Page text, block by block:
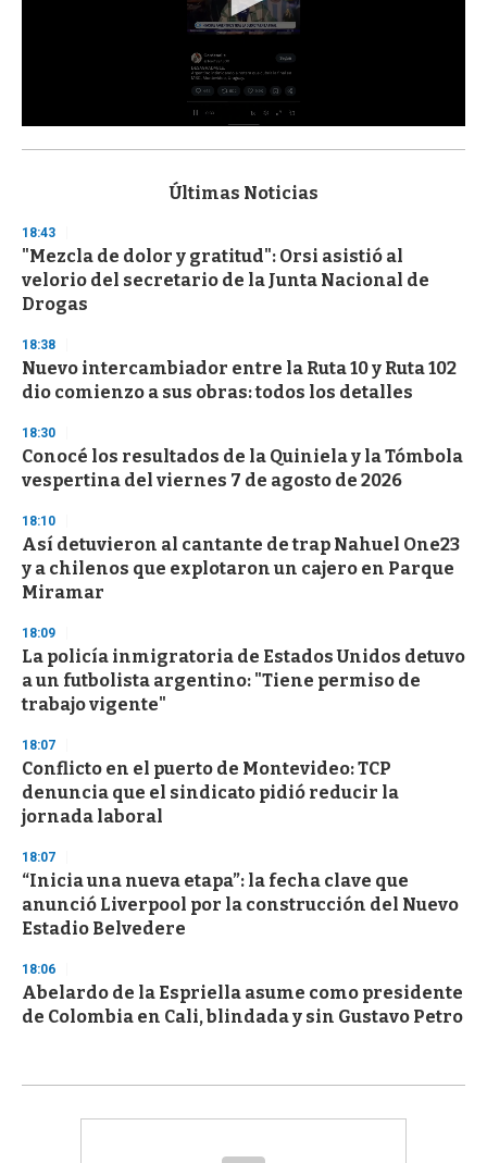
s
d
s
o
f
3
s
e
c
o
d
s
Últimas Noticias
18:43
"Mezcla de dolor y gratitud": Orsi asistió al
velorio del secretario de la Junta Nacional de
Drogas
18:38
Nuevo intercambiador entre la Ruta 10 y Ruta 102
dio comienzo a sus obras: todos los detalles
18:30
Conocé los resultados de la Quiniela y la Tómbola
vespertina del viernes 7 de agosto de 2026
18:10
Así detuvieron al cantante de trap Nahuel One23
y a chilenos que explotaron un cajero en Parque
Miramar
18:09
La policía inmigratoria de Estados Unidos detuvo
a un futbolista argentino: "Tiene permiso de
trabajo vigente"
18:07
Conflicto en el puerto de Montevideo: TCP
denuncia que el sindicato pidió reducir la
jornada laboral
18:07
“Inicia una nueva etapa”: la fecha clave que
anunció Liverpool por la construcción del Nuevo
Estadio Belvedere
18:06
Abelardo de la Espriella asume como presidente
de Colombia en Cali, blindada y sin Gustavo Petro